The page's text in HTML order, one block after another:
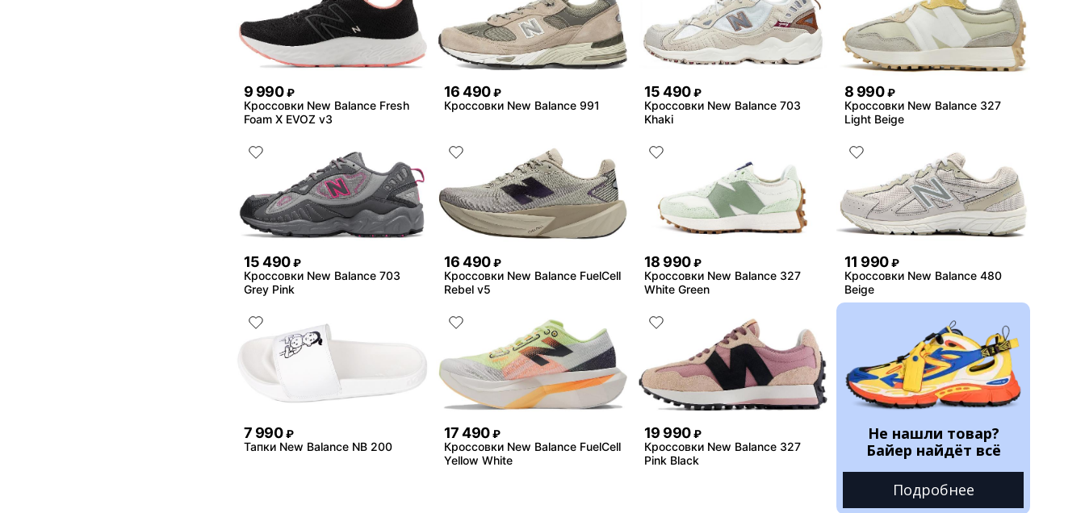
9 990 ₽
Кроссовки New Balance Fresh
Foam X EVOZ v3
16 490 ₽
Кроссовки New Balance 991
15 490 ₽
Кроссовки New Balance 703
Khaki
8 990 ₽
Кроссовки New Balance 327
Light Beige
15 490 ₽
Кроссовки New Balance 703
Grey Pink
16 490 ₽
Кроссовки New Balance FuelCell
Rebel v5
18 990 ₽
Кроссовки New Balance 327
White Green
11 990 ₽
Кроссовки New Balance 480
Beige
7 990 ₽
Тапки New Balance NB 200
17 490 ₽
Кроссовки New Balance FuelCell
Yellow White
19 990 ₽
Кроссовки New Balance 327
Pink Black
Не нашли товар?
Байер найдёт всё
Подробнее